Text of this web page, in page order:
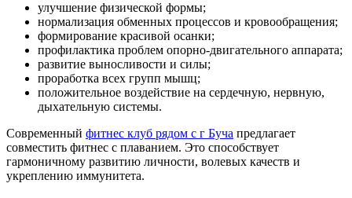
улучшение физической формы;
нормализация обменных процессов и кровообращения;
формирование красивой осанки;
профилактика проблем опорно-двигательного аппарата;
развитие выносливости и силы;
проработка всех групп мышц;
положительное воздействие на сердечную, нервную,
дыхательную системы.
Современный фитнес клуб рядом с г Буча предлагает
совместить фитнес с плаванием. Это способствует
гармоничному развитию личности, волевых качеств и
укреплению иммунитета.